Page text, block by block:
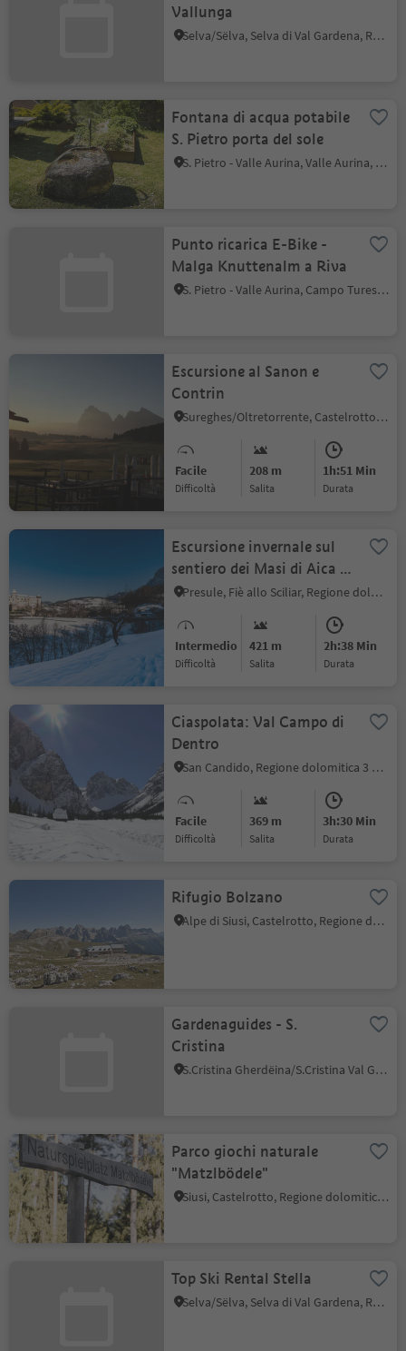
Vallunga
Selva/Sëlva, Selva di Val Gardena, Regione dolomitica Val Gardena
Fontana di acqua potabile
S. Pietro porta del sole
S. Pietro - Valle Aurina, Valle Aurina, Valle Aurina
Punto ricarica E-Bike -
Malga Knuttenalm a Riva
S. Pietro - Valle Aurina, Campo Tures, Valle Aurina
Escursione al Sanon e
Contrin
Sureghes/Oltretorrente, Castelrotto, Regione dolomitica Alpe di Siusi
Facile
Difficoltà
208 m
Salita
1h:51 Min
durata
Escursione invernale sul
sentiero dei Masi di Aica di
Fiè
Presule, Fiè allo Sciliar, Regione dolomitica Alpe di Siusi
Intermedio
Difficoltà
421 m
Salita
2h:38 Min
durata
Ciaspolata: Val Campo di
Dentro
San Candido, Regione dolomitica 3 Cime
Facile
Difficoltà
369 m
Salita
3h:30 Min
durata
Rifugio Bolzano
Alpe di Siusi, Castelrotto, Regione dolomitica Alpe di Siusi
Gardenaguides - S.
Cristina
S.Cristina Gherdëina/S.Cristina Val Gardena, Santa Cristina Val Gardena, Regione dolomitica Val Gardena
Parco giochi naturale
"Matzlbödele"
Siusi, Castelrotto, Regione dolomitica Alpe di Siusi
Top Ski Rental Stella
Selva/Sëlva, Selva di Val Gardena, Regione dolomitica Val Gardena